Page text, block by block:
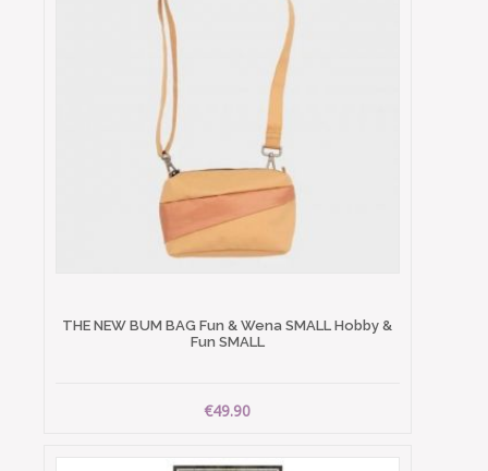
THE NEW BUM BAG Fun & Wena SMALL Hobby &
Fun SMALL
€49.90